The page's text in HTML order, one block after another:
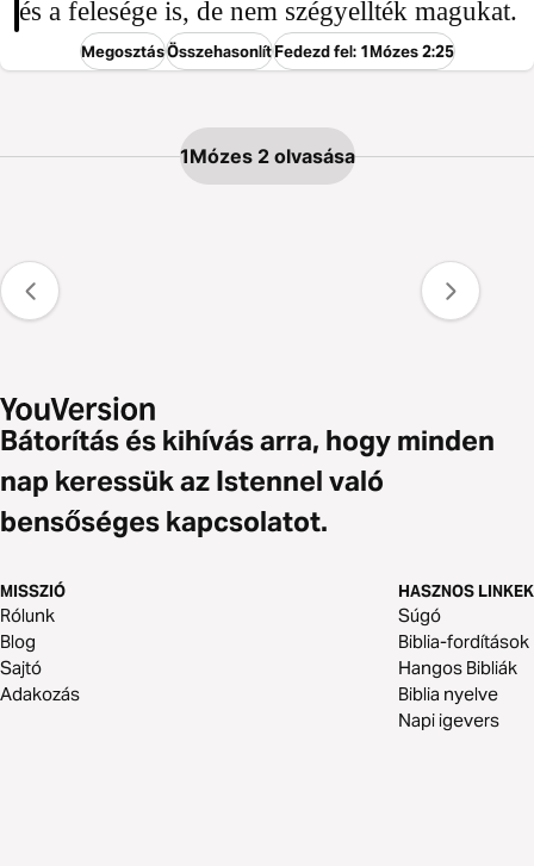
és a felesége is, de nem szégyellték magukat.
MegosztásÖsszehasonlítFedezd fel: 1Mózes 2:25
1Mózes 2 olvasása
Bátorítás és kihívás arra, hogy minden
nap keressük az Istennel való
bensőséges kapcsolatot.
MISSZIÓ
Rólunk
Blog
Sajtó
Adakozás
HASZNOS LINKEK
Súgó
Biblia-fordítások
Hangos Bibliák
Biblia nyelve
Napi igevers